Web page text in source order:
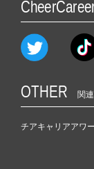
OTHER 関
チアキャリアアワ